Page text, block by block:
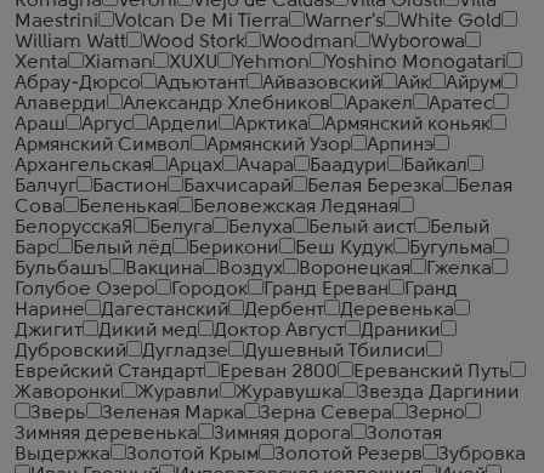
Maestrini
Volcan De Mi Tierra Warner's
White Gold
William Watt
Wood Stork Woodman
Wyborowa
Xenta
Xiaman XUXU Yehmon
Yoshino Monogatari
Абрау-Дюрсо
Адъютант Айвазовский Айк
Айрум
Алаверди
Александр Хлебников Аракел
Аратес
Араш
Аргус Ардели Арктика
Армянский коньяк
Армянский Символ
Армянский Узор
Арпинэ
Архангельская
Арцах Ачара Баадури
Байкал
Балчуг
Бастион Бахчисарай Белая Березка
Белая
Сова
Беленькая
Беловежская Ледяная
БелорусскаЯ
Белуга Белуха Белый аист
Белый
Барс
Белый лёд Берикони Беш Кудук
Бугульма
Бульбашъ
Вакцина Воздух Воронецкая
Гжелка
Голубое Озеро
Городок Гранд Ереван
Гранд
Нарине
Дагестанский Дербент
Деревенька
Джигит
Дикий мед Доктор Август
Драники
Дубровский
Дугладзе
Душевный Тбилиси
Еврейский Стандарт
Ереван 2800
Ереванский Путь
Жаворонки
Журавли Журавушка
Звезда Даргинии
Зверь
Зеленая Марка Зерна Севера
Зерно
Зимняя деревенька
Зимняя дорога
Золотая
Выдержка
Золотой Крым Золотой Резерв
Зубровка